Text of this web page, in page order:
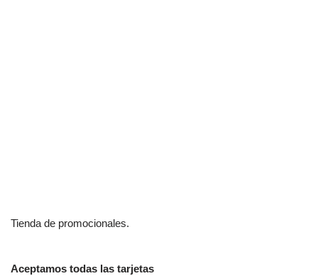
Tienda de promocionales.
Aceptamos todas las tarjetas